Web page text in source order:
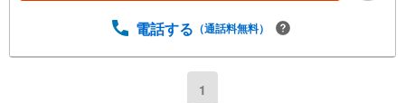
わせください。電話する （通話料無料）
1